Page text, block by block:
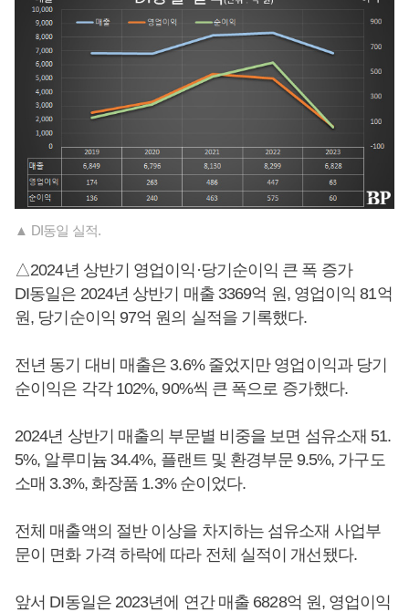
▲ DI동일 실적.
△2024년 상반기 영업이익·당기순이익 큰 폭 증가
DI동일은 2024년 상반기 매출 3369억 원, 영업이익 81억
원, 당기순이익 97억 원의 실적을 기록했다.
전년 동기 대비 매출은 3.6% 줄었지만 영업이익과 당기
순이익은 각각 102%, 90%씩 큰 폭으로 증가했다.
2024년 상반기 매출의 부문별 비중을 보면 섬유소재 51.
5%, 알루미늄 34.4%, 플랜트 및 환경부문 9.5%, 가구도
소매 3.3%, 화장품 1.3% 순이었다.
전체 매출액의 절반 이상을 차지하는 섬유소재 사업부
문이 면화 가격 하락에 따라 전체 실적이 개선됐다.
앞서 DI동일은 2023년에 연간 매출 6828억 원, 영업이익